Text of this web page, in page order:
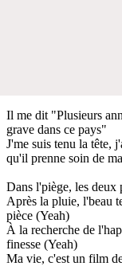
Il me dit "Plusieurs
grave dans ce pays"
J'me suis tenu la tête,
qu'il prenne soin de
Dans l'piège, les deux
Après la pluie, l'beau
pièce (Yeah)
À la recherche de
finesse (Yeah)
Ma vie, c'est un film